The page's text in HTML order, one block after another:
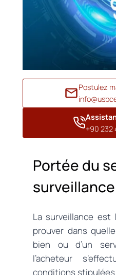
Postulez
+90 232
Portée du
surveillance
La surveillance
prouver dans
bien ou d’un
l’acheteur
conditions